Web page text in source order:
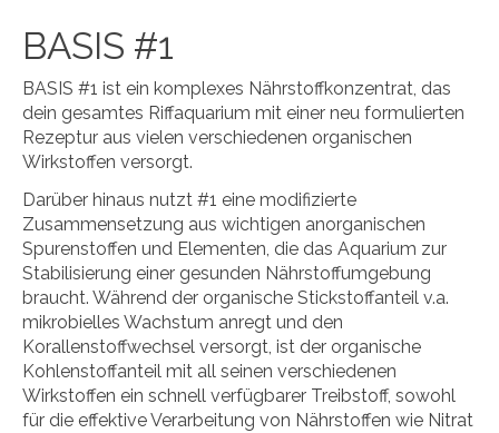
BASIS #1
BASIS #1 ist ein komplexes Nährstoffkonzentrat, das
dein gesamtes Riffaquarium mit einer neu formulierten
Rezeptur aus vielen verschiedenen organischen
Wirkstoffen versorgt.
Darüber hinaus nutzt #1 eine modifizierte
Zusammensetzung aus wichtigen anorganischen
Spurenstoffen und Elementen, die das Aquarium zur
Stabilisierung einer gesunden Nährstoffumgebung
braucht. Während der organische Stickstoffanteil v.a.
mikrobielles Wachstum anregt und den
Korallenstoffwechsel versorgt, ist der organische
Kohlenstoffanteil mit all seinen verschiedenen
Wirkstoffen ein schnell verfügbarer Treibstoff, sowohl
für die effektive Verarbeitung von Nährstoffen wie Nitrat